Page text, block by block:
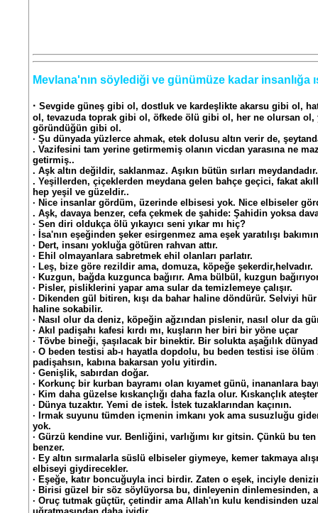
Mevlana'nın söylediği ve günümüze kadar insanlığa
· Sevgide güneş gibi ol, dostluk ve kardeşlikte akarsu gibi ol,
ol, tevazuda toprak gibi ol, öfkede ölü gibi ol, her ne olursan
göründüğün gibi ol.
· Şu dünyada yüzlerce ahmak, etek dolusu altın verir de,
. Vazifesini tam yerine getirmemiş olanın vicdan yarasına ne
getirmiş..
. Aşk altın değildir, saklanmaz. Aşıkın bütün sırları
. Yeşillerden, çiçeklerden meydana gelen bahçe geçici, fakat
hep yeşil ve güzeldir..
· Nice insanlar gördüm, üzerinde elbisesi yok. Nice elbiseler
. Aşk, davaya benzer, cefa çekmek de şahide: Şahidin yoksa
· Sen diri oldukça ölü yıkayıcı seni yıkar mı hiç?
· İsa'nın eşeğinden şeker esirgenmez ama eşek yaratılışı
· Dert, insanı yokluğa götüren rahvan attır.
· Ehil olmayanlara sabretmek ehil olanları parlatır.
· Leş, bize göre rezildir ama, domuza, köpeğe şekerdir,helvadır.
· Kuzgun, bağda kuzgunca bağırır. Ama bülbül, kuzgun
· Pisler, pisliklerini yapar ama sular da temizlemeye çalışır.
· Dikenden gül bitiren, kışı da bahar haline döndürür. Selviyi
haline sokabilir.
· Nasıl olur da deniz, köpeğin ağzından pislenir, nasıl olur da
· Akıl padişahı kafesi kırdı mı, kuşların her biri bir yöne uçar
· Tövbe bineği, şaşılacak bir binektir. Bir solukta aşağılık
· O beden testisi ab-ı hayatla dopdolu, bu beden testisi ise
padişahsın, kabına bakarsan yolu yitirdin.
· Genişlik, sabırdan doğar.
· Korkunç bir kurban bayramı olan kıyamet günü, inananlara
· Kim daha güzelse kıskançlığı daha fazla olur. Kıskançlık
· Dünya tuzaktır. Yemi de istek. İstek tuzaklarından kaçının.
· Irmak suyunu tümden içmenin imkanı yok ama susuzluğu
yok.
· Gürzü kendine vur. Benliğini, varlığımı kır gitsin. Çünkü bu
benzer.
· Ey altın sırmalarla süslü elbiseler giymeye, kemer takmaya
elbiseyi giydirecekler.
· Eşeğe, katır boncuğuyla inci birdir. Zaten o eşek, inciyle
· Birisi güzel bir söz söylüyorsa bu, dinleyenin dinlemesinden,
· Oruç tutmak güçtür, çetindir ama Allah'ın kulu kendisinden